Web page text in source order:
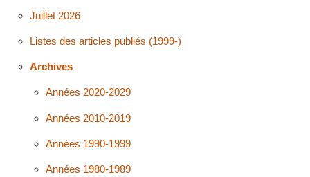
Juillet 2026
Listes des articles publiés (1999-)
Archives
Années 2020-2029
Années 2010-2019
Années 1990-1999
Années 1980-1989